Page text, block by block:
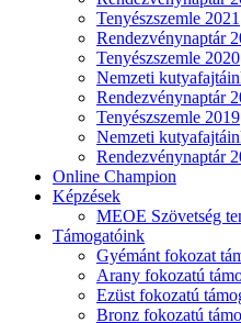
Tenyészszemle 2021
Rendezvénynaptár
Tenyészszemle 2020
Nemzeti
Rendezvénynaptár
Tenyészszemle 2019
Nemzeti
Rendezvénynaptár
Online Champion
Képzések
MEOE Szövetség
Támogatóink
Gyémánt fokozat
Arany fokozatú
Ezüst fokozatú
Bronz fokozatú